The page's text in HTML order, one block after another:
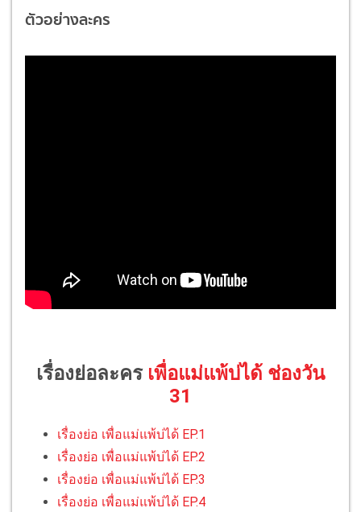
ตัวอย่างละคร
เรื่องย่อละคร เพื่อแม่แพ้บ่ได้ ช่องวัน
31
เรื่องย่อ เพื่อแม่แพ้บ่ได้ EP.1
เรื่องย่อ เพื่อแม่แพ้บ่ได้ EP.2
เรื่องย่อ เพื่อแม่แพ้บ่ได้ EP.3
เรื่องย่อ เพื่อแม่แพ้บ่ได้ EP.4